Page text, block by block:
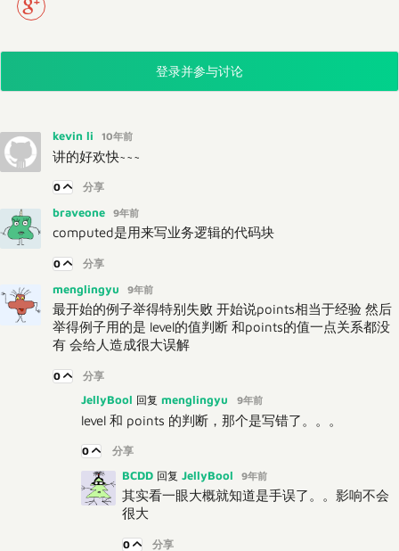
登录并参与讨论
kevin li 10年前
讲的好欢快~~~
0 分享
braveone 9年前
computed是用来写业务逻辑的代码块
0 分享
menglingyu 9年前
最开始的例子举得特别失败 开始说points相当于经验 然后
举得例子用的是 level的值判断 和points的值一点关系都没
有 会给人造成很大误解
0 分享
JellyBool 回复 menglingyu 9年前
level 和 points 的判断，那个是写错了。。。
0 分享
BCDD 回复 JellyBool 9年前
其实看一眼大概就知道是手误了。。影响不会
很大
0 分享